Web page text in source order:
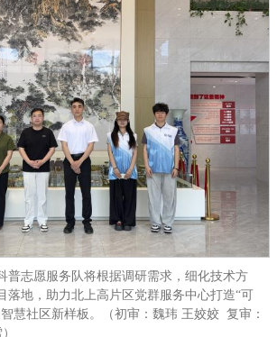
普志愿服务队将根据调研需求，细化技术方
落地，助力北上高片区党群服务中心打造“可
慧社区新样板。（初审：魏玮 王姣姣 复审：